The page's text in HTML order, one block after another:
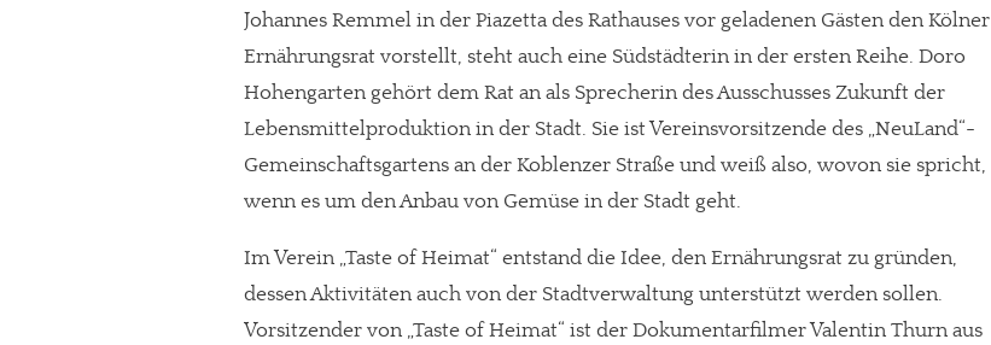
Johannes Remmel in der Piazetta des Rathauses vor geladenen Gästen den Kölner
Ernährungsrat vorstellt, steht auch eine Südstädterin in der ersten Reihe. Doro
Hohengarten gehört dem Rat an als Sprecherin des Ausschusses Zukunft der
Lebensmittelproduktion in der Stadt. Sie ist Vereinsvorsitzende des „NeuLand“-
Gemeinschaftsgartens an der Koblenzer Straße und weiß also, wovon sie spricht,
wenn es um den Anbau von Gemüse in der Stadt geht.
Im Verein „Taste of Heimat“ entstand die Idee, den Ernährungsrat zu gründen,
dessen Aktivitäten auch von der Stadtverwaltung unterstützt werden sollen.
Vorsitzender von „Taste of Heimat“ ist der Dokumentarfilmer Valentin Thurn aus